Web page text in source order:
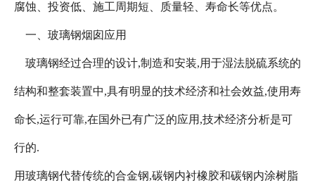
腐蚀、投资低、施工周期短、质量轻、寿命长等优点。
一、玻璃钢烟囱应用
玻璃钢经过合理的设计,制造和安装,用于湿法脱硫系统的
结构和整套装置中,具有明显的技术经济和社会效益,使用寿
命长,运行可靠,在国外已有广泛的应用,技术经济分析是可
行的.
用玻璃钢代替传统的合金钢,碳钢内衬橡胶和碳钢内涂树脂